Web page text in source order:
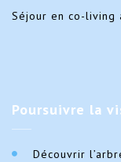
Séjour en co-living
Poursuivre la
Découvrir